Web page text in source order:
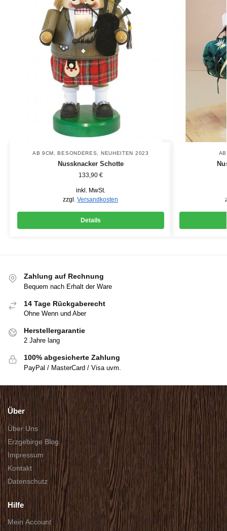
AB 9CM,BESONDERES, NEUHEITEN 2023
Nussknacker Schotte
133,90 €
inkl. MwSt.
zzgl.Versandkosten
Details
Zahlung auf Rechnung
Bequem nach Erhalt der Ware
14 Tage Rückgaberecht
Ohne Wenn und Aber
Herstellergarantie
2 Jahre lang
100% abgesicherte Zahlung
PayPal / MasterCard / Visa uvm.
Über
Über Uns
Erzgebirge Blog
Impressum
Kontakt
Datenschutz
Hilfe
Mein Account